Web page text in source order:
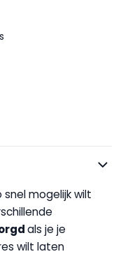
mogelijk wilt
als je je
wilt laten